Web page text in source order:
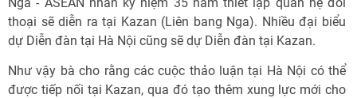
Nga - ASEAN nhân kỷ niệm 35 năm thiết lập quan hệ đối
thoại sẽ diễn ra tại Kazan (Liên bang Nga). Nhiều đại biểu
dự Diễn đàn tại Hà Nội cũng sẽ dự Diễn đàn tại Kazan.
Như vậy bà cho rằng các cuộc thảo luận tại Hà Nội có thể
được tiếp nối tại Kazan, qua đó tạo thêm xung lực mới cho